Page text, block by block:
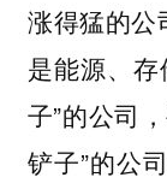
涨得猛的公
是能源、
子”的公司
铲子”的公